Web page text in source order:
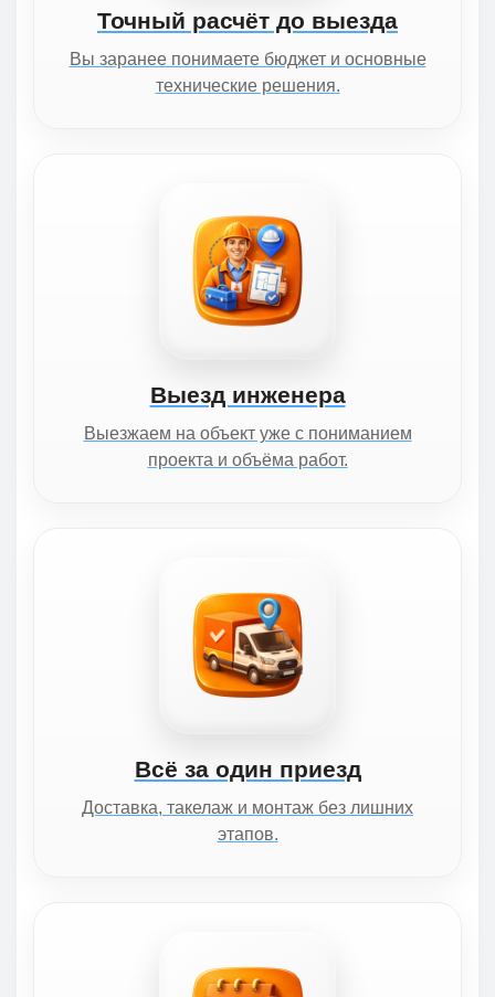
Точный расчёт до выезда
Вы заранее понимаете бюджет и основные
технические решения.
Выезд инженера
Выезжаем на объект уже с пониманием
проекта и объёма работ.
Всё за один приезд
Доставка, такелаж и монтаж без лишних
этапов.